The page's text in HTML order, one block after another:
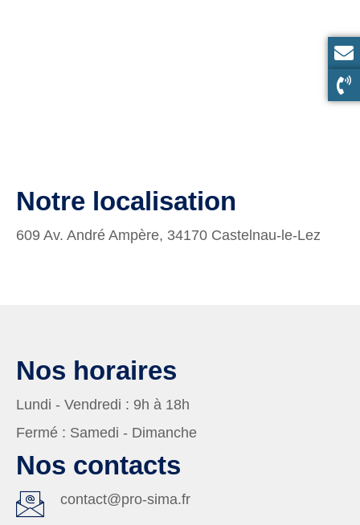
Notre localisation
609 Av. André Ampère, 34170 Castelnau-le-Lez
Nos horaires
Lundi - Vendredi : 9h à 18h
Fermé : Samedi - Dimanche
Nos contacts
contact@pro-sima.fr